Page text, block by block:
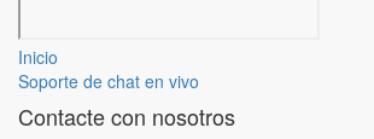
Inicio
Soporte de chat en vivo
Contacte con nosotros